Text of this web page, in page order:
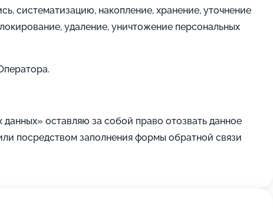
систематизацию, накопление, хранение, уточнение
удаление, уничтожение персональных
оставляю за собой право отозвать данное
посредством заполнения формы обратной связи